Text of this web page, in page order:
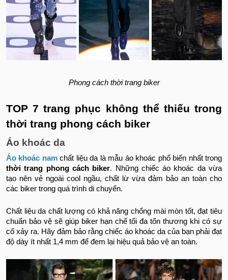
Phong cách thời trang biker
TOP 7 trang phục không thể thiếu trong
thời trang phong cách biker
Áo khoác da
Áo khoác namchất liệu da là mẫu áo khoác phổ biến nhất trong
thời trang phong cách biker. Những chiếc áo khoác da vừa
tạo nên vẻ ngoài cool ngầu, chất lừ vừa đảm bảo an toàn cho
các biker trong quá trình di chuyển.
Chất liệu da chất lượng có khả năng chống mài mòn tốt, đạt tiêu
chuẩn bảo vệ sẽ giúp biker hạn chế tối đa tổn thương khi có sự
cố xảy ra. Hãy đảm bảo rằng chiếc áo khoác da của bạn phải đạt
độ dày ít nhất 1,4 mm để đem lại hiệu quả bảo vệ an toàn.